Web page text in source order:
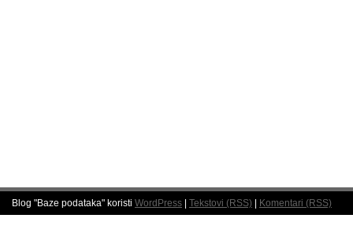
Blog "Baze podataka" koristi WordPress Tekstovi (RSS) Komentari (RSS)